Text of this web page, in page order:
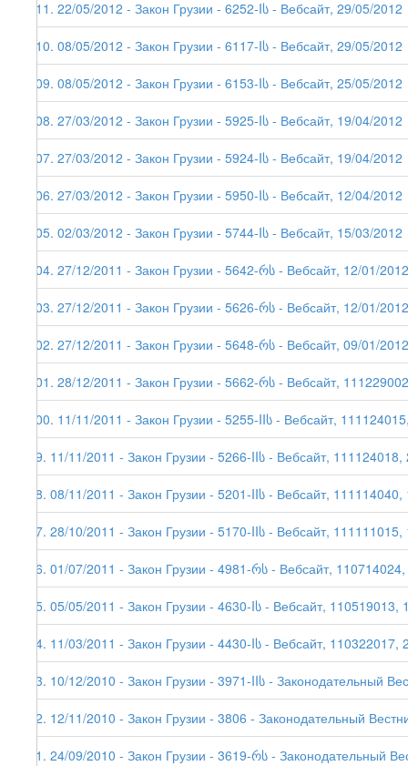
111. 22/05/2012 - Закон Грузии - 6252-Iს - Вебсайт, 29/05/2012
110. 08/05/2012 - Закон Грузии - 6117-Iს - Вебсайт, 29/05/2012
109. 08/05/2012 - Закон Грузии - 6153-Iს - Вебсайт, 25/05/2012
108. 27/03/2012 - Закон Грузии - 5925-Iს - Вебсайт, 19/04/2012
107. 27/03/2012 - Закон Грузии - 5924-Iს - Вебсайт, 19/04/2012
106. 27/03/2012 - Закон Грузии - 5950-Iს - Вебсайт, 12/04/2012
105. 02/03/2012 - Закон Грузии - 5744-Iს - Вебсайт, 15/03/2012
104. 27/12/2011 - Закон Грузии - 5642-რს - Вебсайт, 12/01/2012
103. 27/12/2011 - Закон Грузии - 5626-რს - Вебсайт, 12/01/2012
102. 27/12/2011 - Закон Грузии - 5648-რს - Вебсайт, 09/01/2012
101. 28/12/2011 - Закон Грузии - 5662-რს - Вебсайт,
100. 11/11/2011 - Закон Грузии - 5255-IIს - Вебсайт,
99. 11/11/2011 - Закон Грузии - 5266-IIს - Вебсайт,
98. 08/11/2011 - Закон Грузии - 5201-IIს - Вебсайт,
97. 28/10/2011 - Закон Грузии - 5170-IIს - Вебсайт,
96. 01/07/2011 - Закон Грузии - 4981-რს - Вебсайт,
95. 05/05/2011 - Закон Грузии - 4630-Iს - Вебсайт, 110519013,
94. 11/03/2011 - Закон Грузии - 4430-Iს - Вебсайт, 110322017,
93. 10/12/2010 - Закон Грузии - 3971-IIს - Законодательный
92. 12/11/2010 - Закон Грузии - 3806 - Законодательный
91. 24/09/2010 - Закон Грузии - 3619-რს - Законодательный